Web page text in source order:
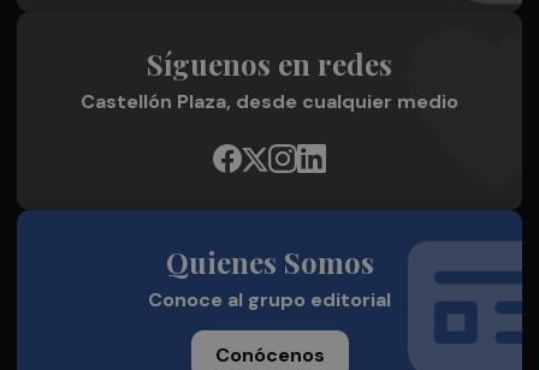
Síguenos en redes
Castellón Plaza, desde cualquier medio
Quienes Somos
Conoce al grupo editorial
Conócenos